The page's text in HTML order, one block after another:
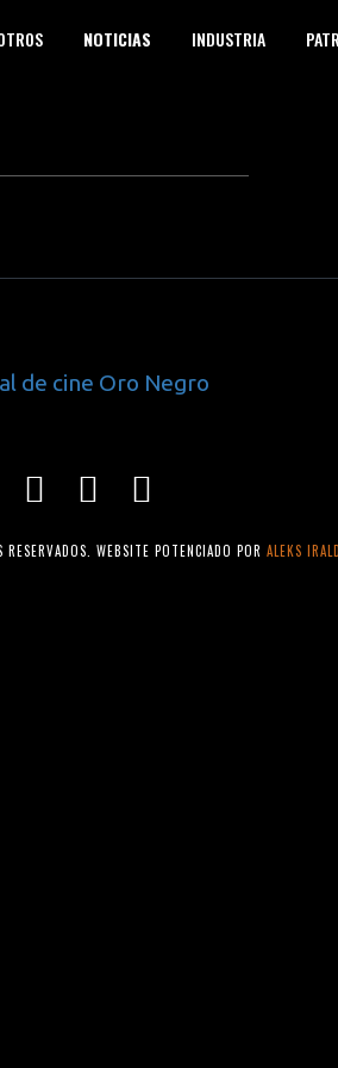
NOTICIAS INDUSTRIA
WEBSITE POTENCIADO POR ALEKS